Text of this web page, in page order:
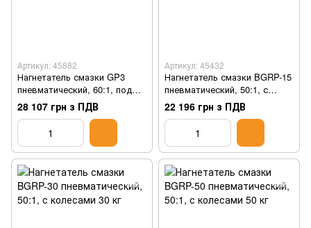
Артикул: 45882
Нагнетатель смазки GP3
пневматический, 60:1, под
емкость 180 кг
28 107 грн з ПДВ
Артикул: 45432
Нагнетатель смазки BGRP-15
пневматический, 50:1, с
колесами 15 кг
22 196 грн з ПДВ